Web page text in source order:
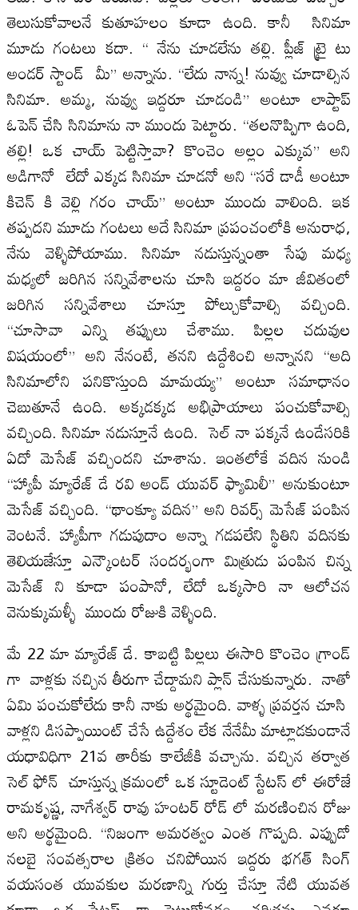
తెలుసుకోవాలనే కుతూహలం కూడా ఉంది. కానీ సినిమా
మూడు గంటలు కదా. “ నేను చూడలేను తల్లి. ప్లీజ్ ట్రై టు
అండర్ స్టాండ్ మీ” అన్నాను. “లేదు నాన్న! నువ్వు చూడాల్సిన
సినిమా. అమ్మ, నువ్వు ఇద్దరూ చూడండి” అంటూ లాప్టాప్
ఓపెన్ చేసి సినిమాను నా ముందు పెట్టారు. “తలనొప్పిగా ఉంది,
తల్లి! ఒక చాయ్ పెట్టిస్తావా? కొంచెం అల్లం ఎక్కువ” అని
అడిగానో లేదో ఎక్కడ సినిమా చూడనో అని “సరే డాడీ అంటూ
కిచెన్ కి వెల్లి గరం చాయ్” అంటూ ముందు వాలింది. ఇక
తప్పదని మూడు గంటలు అదే సినిమా ప్రపంచంలోకి అనురాధ,
నేను వెళ్ళిపోయాము. సినిమా నడుస్తున్నంతా సేపు మధ్య
మధ్యలో జరిగిన సన్నివేశాలను చూసి ఇద్దరం మా జీవితంలో
జరిగిన సన్నివేశాలు చూస్తూ పోల్చుకోవాల్సి వచ్చింది.
“చూసావా ఎన్ని తప్పులు చేశాము. పిల్లల చదువుల
విషయంలో” అని నేనంటే, తనని ఉద్దేశించి అన్నానని “అది
సినిమాలోని పనికొస్తుంది మామయ్య” అంటూ సమాధానం
చెబుతూనే ఉంది. అక్కడక్కడ అభిప్రాయాలు పంచుకోవాల్సి
వచ్చింది. సినిమా నడుస్తూనే ఉంది. సెల్ నా పక్కనే ఉండేసరికి
ఏదో మెసేజ్ వచ్చిందని చూశాను. ఇంతలోకే వదిన నుండి
“హ్యాపీ మ్యారేజ్ డే రవి అండ్ యువర్ ఫ్యామిలీ” అనుకుంటూ
మెసేజ్ వచ్చింది. “థాంక్యూ వదిన” అని రివర్స్ మెసేజ్ పంపిన
వెంటనే. హ్యాపీగా గడుపుదాం అన్నా గడపలేని స్థితిని వదినకు
తెలియజేస్తూ ఎన్కౌంటర్ సందర్భంగా మిత్రుడు పంపిన చిన్న
మెసేజ్ ని కూడా పంపానో, లేదో ఒక్కసారి నా ఆలోచన
వెనుక్కుమళ్ళీ ముందు రోజుకి వెళ్ళింది.
మే 22 మా మ్యారేజ్ డే. కాబట్టి పిల్లలు ఈసారి కొంచెం గ్రాండ్
గా వాళ్లకు నచ్చిన తీరుగా చేద్దామని ప్లాన్ చేసుకున్నారు. నాతో
ఏమి పంచుకోలేదు కానీ నాకు అర్థమైంది. వాళ్ళ ప్రవర్తన చూసి
వాళ్లని డిసప్పాయింట్ చేసే ఉద్దేశం లేక నేనేమీ మాట్లాడకుండానే
యధావిధిగా 21వ తారీకు కాలేజీకి వచ్చాను. వచ్చిన తర్వాత
సెల్ ఫోన్ చూస్తున్న క్రమంలో ఒక స్టూడెంట్ స్టేటస్ లో ఈరోజే
రామకృష్ణ, నాగేశ్వర్ రావు హంటర్ రోడ్ లో మరణించిన రోజు
అని అర్థమైంది. “నిజంగా అమరత్వం ఎంత గొప్పది. ఎప్పుడో
నలబై సంవత్సరాల క్రితం చనిపోయిన ఇద్దరు భగత్ సింగ్
వయసంత యువకుల మరణాన్ని గుర్తు చేస్తూ నేటి యువత